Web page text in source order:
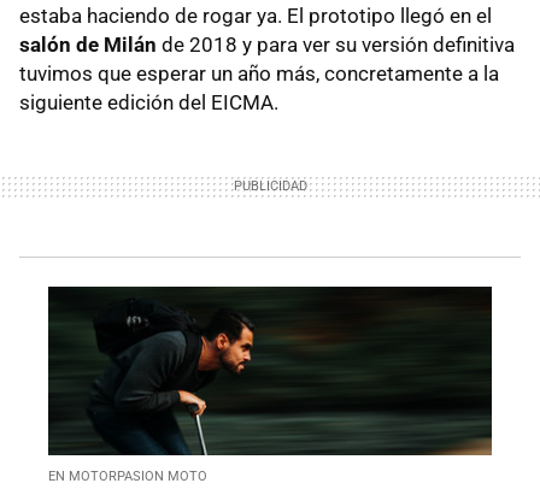
estaba haciendo de rogar ya. El prototipo llegó en el
salón de Milán de 2018 y para ver su versión definitiva
tuvimos que esperar un año más, concretamente a la
siguiente edición del EICMA.
EN MOTORPASION MOTO